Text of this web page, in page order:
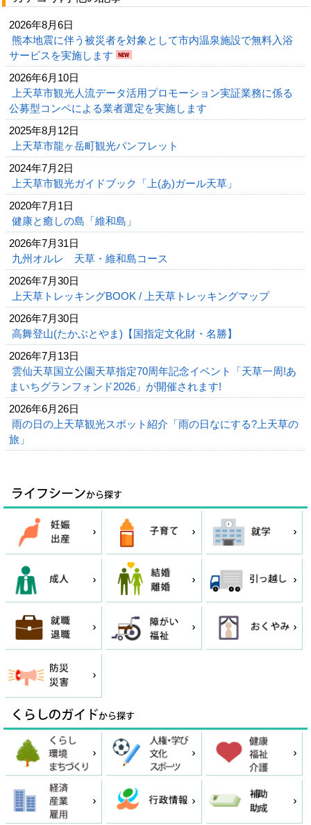
2026年8月6日
熊本地震に伴う被災者を対象として市内温泉施設で無料入浴
サービスを実施します
2026年6月10日
上天草市観光人流データ活用プロモーション実証業務に係る
公募型コンペによる業者選定を実施します
2025年8月12日
上天草市龍ヶ岳町観光パンフレット
2024年7月2日
上天草市観光ガイドブック「上(あ)ガール天草」
2020年7月1日
健康と癒しの島「維和島」
2026年7月31日
九州オルレ 天草・維和島コース
2026年7月30日
上天草トレッキングBOOK / 上天草トレッキングマップ
2026年7月30日
高舞登山(たかぶとやま)【国指定文化財・名勝】
2026年7月13日
雲仙天草国立公園天草指定70周年記念イベント「天草一周!あ
まいちグランフォンド2026」が開催されます!
2026年6月26日
雨の日の上天草観光スポット紹介「雨の日なにする?上天草の
旅」